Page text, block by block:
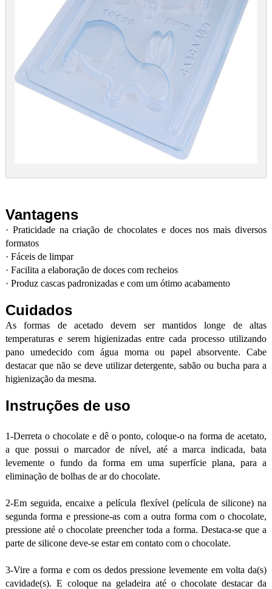
Vantagens
· Praticidade na criação de chocolates e doces nos mais diversos
formatos
· Fáceis de limpar
· Facilita a elaboração de doces com recheios
· Produz cascas padronizadas e com um ótimo acabamento
Cuidados
As formas de acetado devem ser mantidos longe de altas
temperaturas e serem higienizadas entre cada processo utilizando
pano umedecido com água morna ou papel absorvente. Cabe
destacar que não se deve utilizar detergente, sabão ou bucha para a
higienização da mesma.
Instruções de uso
1-Derreta o chocolate e dê o ponto, coloque-o na forma de acetato,
a que possui o marcador de nível, até a marca indicada, bata
levemente o fundo da forma em uma superfície plana, para a
eliminação de bolhas de ar do chocolate.
2-Em seguida, encaixe a película flexível (película de silicone) na
segunda forma e pressione-as com a outra forma com o chocolate,
pressione até o chocolate preencher toda a forma. Destaca-se que a
parte de silicone deve-se estar em contato com o chocolate.
3-Vire a forma e com os dedos pressione levemente em volta da(s)
cavidade(s). E coloque na geladeira até o chocolate destacar da